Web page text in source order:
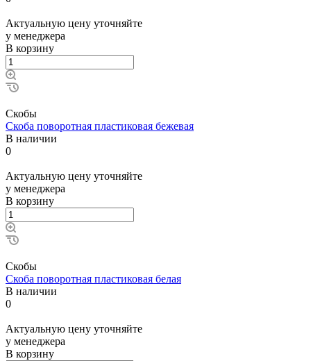
Актуальную цену уточняйте
у менеджера
В корзину
Скобы
Скоба поворотная пластиковая бежевая
В наличии
0
Актуальную цену уточняйте
у менеджера
В корзину
Скобы
Скоба поворотная пластиковая белая
В наличии
0
Актуальную цену уточняйте
у менеджера
В корзину